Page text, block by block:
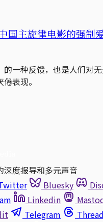
国主旋律电影的强制
一种反馈，也是人们对
表现。
深度报导和多元声音
Bluesky
Linkedin
Telegram